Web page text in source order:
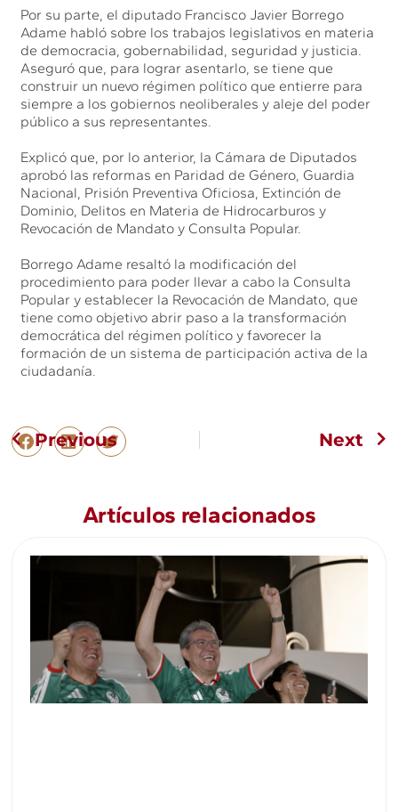
Por su parte, el diputado Francisco Javier Borrego
Adame habló sobre los trabajos legislativos en materia
de democracia, gobernabilidad, seguridad y justicia.
Aseguró que, para lograr asentarlo, se tiene que
construir un nuevo régimen político que entierre para
siempre a los gobiernos neoliberales y aleje del poder
público a sus representantes.
Explicó que, por lo anterior, la Cámara de Diputados
aprobó las reformas en Paridad de Género, Guardia
Nacional, Prisión Preventiva Oficiosa, Extinción de
Dominio, Delitos en Materia de Hidrocarburos y
Revocación de Mandato y Consulta Popular.
Borrego Adame resaltó la modificación del
procedimiento para poder llevar a cabo la Consulta
Popular y establecer la Revocación de Mandato, que
tiene como objetivo abrir paso a la transformación
democrática del régimen político y favorecer la
formación de un sistema de participación activa de la
ciudadanía.
Previous Next
Artículos relacionados